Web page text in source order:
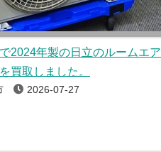
2024年製の日立のルームエア
買取しました。
2026-07-27